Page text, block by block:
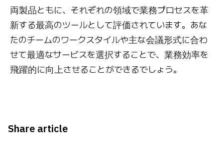
両製品ともに、それぞれの領域で業務プロセスを革
新する最高のツールとして評価されています。あな
たのチームのワークスタイルや主な会議形式に合わ
せて最適なサービスを選択することで、業務効率を
飛躍的に向上させることができるでしょう。
Share article